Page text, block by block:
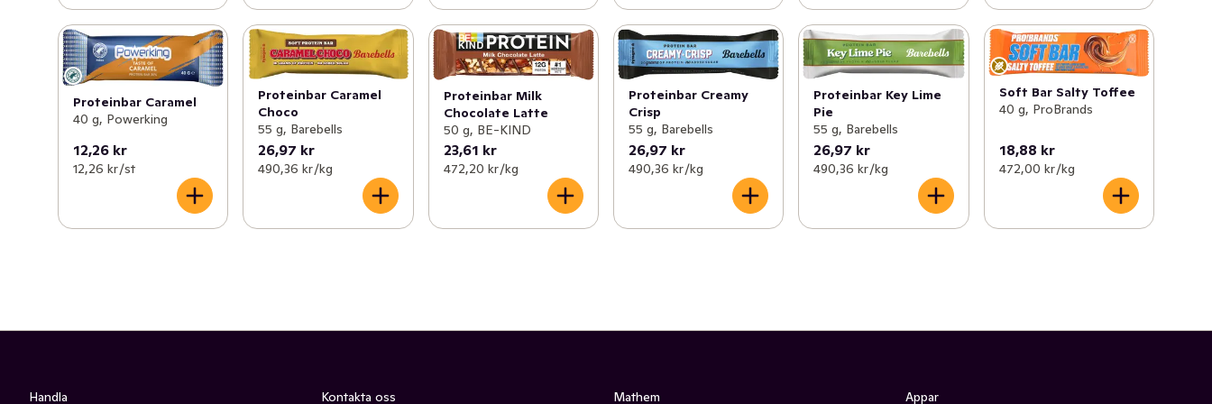
Proteinbar Caramel
40 g, Powerking
12,26 kr
12,26 kr /st
Proteinbar Caramel
Choco
55 g, Barebells
26,97 kr
490,36 kr /kg
Proteinbar Milk
Chocolate Latte
50 g, BE-KIND
23,61 kr
472,20 kr /kg
Proteinbar Creamy
Crisp
55 g, Barebells
26,97 kr
490,36 kr /kg
Proteinbar Key Lime
Pie
55 g, Barebells
26,97 kr
490,36 kr /kg
Soft Bar Salty Toffee
40 g, ProBrands
18,88 kr
472,00 kr /kg
Handla Kontakta oss Mathem Appar